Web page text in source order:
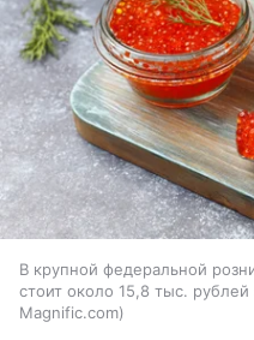
В крупной федеральной
стоит около 15,8 тыс.
Magnific.com